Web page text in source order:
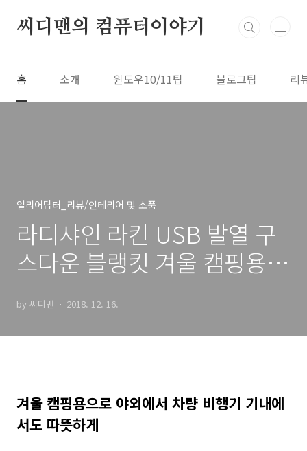
씨디맨의 컴퓨터이야기
홈 소개 윈도우10/11팁 블로그팁 리
얼리어답터_리뷰/인테리어 및 소품
라디샤인 라킨 USB 발열 구
스다운 블랭킷 겨울 캠핑용
by 씨디맨 2018. 12. 16.
겨울 캠핑용으로 야외에서 차량 비행기 기내에
서도 따뜻하게